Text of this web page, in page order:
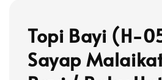
Topi Bayi (H-
Sayap